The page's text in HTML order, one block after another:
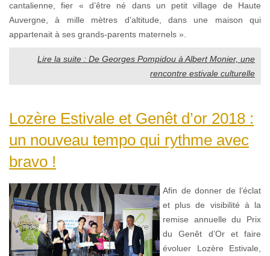
cantalienne, fier « d’être né dans un petit village de Haute
Auvergne, à mille mètres d’altitude, dans une maison qui
appartenait à ses grands-parents maternels ».
Lire la suite : De Georges Pompidou à Albert Monier, une
rencontre estivale culturelle
Lozère Estivale et Genêt d’or 2018 :
un nouveau tempo qui rythme avec
bravo !
Afin de donner de l’éclat
et plus de visibilité à la
remise annuelle du Prix
du Genêt d’Or et faire
évoluer Lozère Estivale,